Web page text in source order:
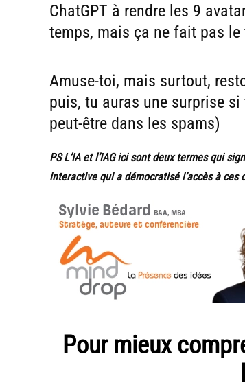
ChatGPT à rendre les 9
temps, mais ça ne fait pas
Amuse-toi, mais surtout,
puis, tu auras une surprise
peut-être dans les spams)
PS L’IA et l’IAG ici sont deux termes qui
interactive qui a démocratisé l’accès à ces
Pour mieux